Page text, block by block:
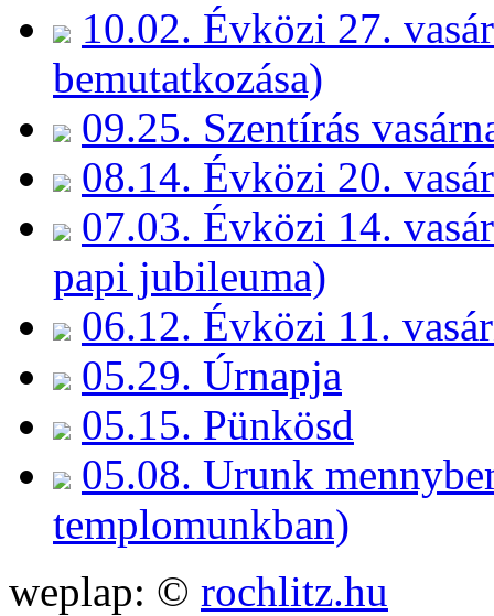
10.02. Évközi 27.
bemutatkozása)
09.25. Szentírás
08.14. Évközi 20.
07.03. Évközi 14.
papi jubileuma)
06.12. Évközi 11.
05.29. Úrnapja
05.15. Pünkösd
05.08. Urunk
templomunkban)
weplap: © rochlitz.hu